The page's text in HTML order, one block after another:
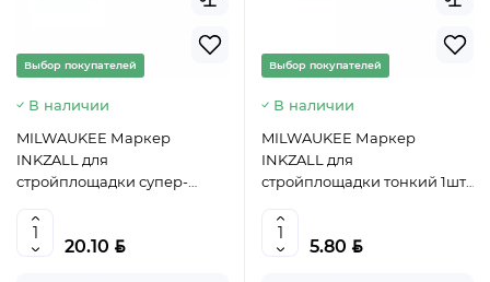
Выбор покупателей
В наличии
MILWAUKEE Маркер
INKZALL для
стройплощадки супер-
20.10 BYN
Выбор покупателей
В наличии
MILWAUKEE Маркер
INKZALL для
стройплощадки тонкий 1шт,
5.80 BYN